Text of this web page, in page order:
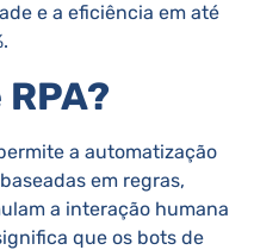
e a eficiência em até
a automatização
em regras,
a interação humana
que os bots de